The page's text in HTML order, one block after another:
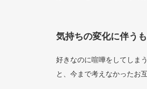
気持ちの変化に伴う
好きなのに喧嘩をしてしま
と、今まで考えなかったお